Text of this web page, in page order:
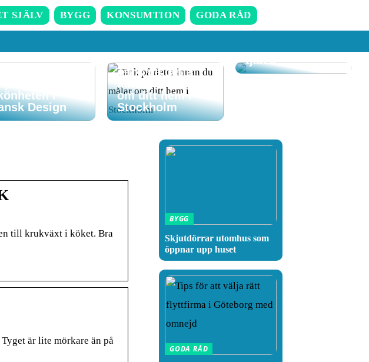
SJÄLV BYGG KONSUMTION GODA RÅD
i
Design
Tänk på detta
innan du målar
om ditt hem i
Stockholm
till ett rent hem
där RUT-
tjänst
till krukväxt i köket. Bra
är lite mörkare än på
BYGG
Skjutdörrar utomhus som
öppnar upp huset
GODA RÅD